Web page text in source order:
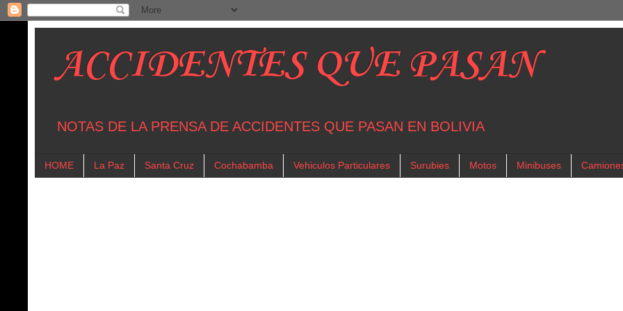
ACCIDENTES QUE PASAN
NOTAS DE LA PRENSA DE ACCIDENTES QUE PASAN EN BOLIVIA
HOME La Paz Santa Cruz Cochabamba Vehiculos Particulares Surubies Motos Minibuses